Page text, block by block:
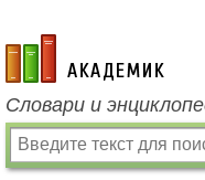
academic.ru
Словари и